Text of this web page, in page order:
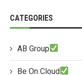
CATEGORIES
AB Group
Be On Cloud